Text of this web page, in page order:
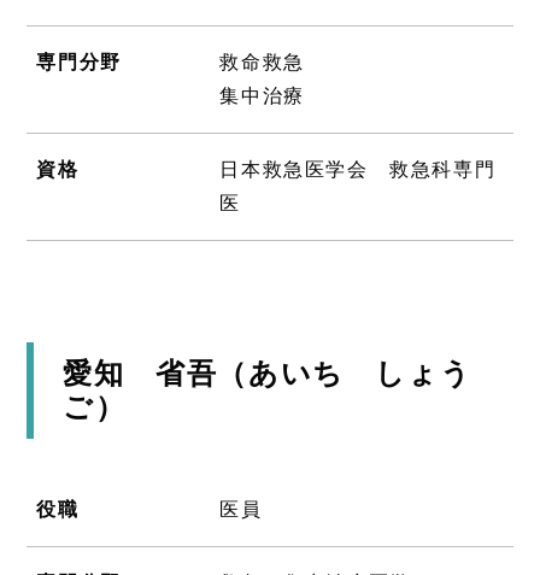
専門分野
救命救急
集中治療
資格
日本救急医学会 救急科専門
医
愛知 省吾（あいち しょう
ご）
役職 医員